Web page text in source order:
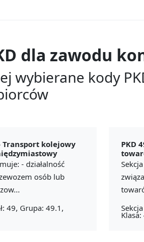
dla zawodu
wybierane kody
Transport kolejowy
- działalność
osób lub
49, Grupa: 49.1,
PKD